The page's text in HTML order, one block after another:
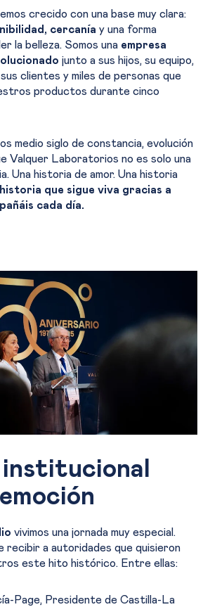
crecido con una base muy clara:
cercanía y una forma
la belleza. Somos una empresa
junto a sus hijos, su equipo,
clientes y miles de personas que
productos durante cinco
medio siglo de constancia, evolución
Valquer Laboratorios no es solo una
Una historia de amor. Una historia
que sigue viva gracias a
cada día.
vivimos una jornada muy especial.
recibir a autoridades que quisieron
este hito histórico. Entre ellas:
Page, Presidente de Castilla-La